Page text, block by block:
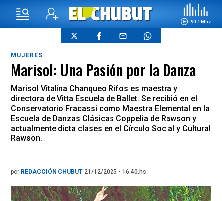
90.1 Mhz
MUJERES
Marisol: Una Pasión por la Danza
Marisol Vitalina Chanqueo Rifos es maestra y
directora de Vitta Escuela de Ballet. Se recibió en el
Conservatorio Fracassi como Maestra Elemental en la
Escuela de Danzas Clásicas Coppelia de Rawson y
actualmente dicta clases en el Círculo Social y Cultural
Rawson.
por REDACCIÓN CHUBUT 21/12/2025 - 16.40.hs